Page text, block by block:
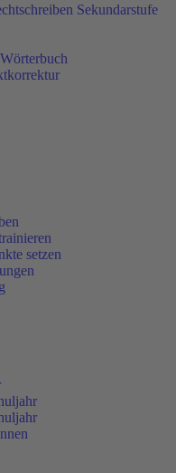
Sekundarstufe
setzen